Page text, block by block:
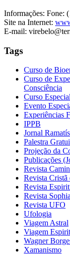
Informações: Fone:
Site na Internet:
E-mail:
Tags
Curso de
Curso de
Consciência
Curso
Evento
Experiências
IPPB
Jornal Ramatís
Palestra
Projeção da
Publicações
Revista
Revista
Revista
Revista Sophia
Revista UFO
Ufologia
Viagem Astral
Viagem
Wagner
Xamanismo